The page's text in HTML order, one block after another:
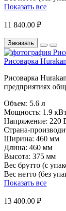
Показать все
11 840.00 ₽
Заказать
Рисоварка
Рисоварка
предприятиях
Объем: 5.6 л
Мощность: 1.9
Напряжение: 220
Страна-
Ширина: 460 мм
Длина: 460 мм
Высота: 375 мм
Вес брутто (с
Вес нетто (без
Показать все
13 400.00 ₽